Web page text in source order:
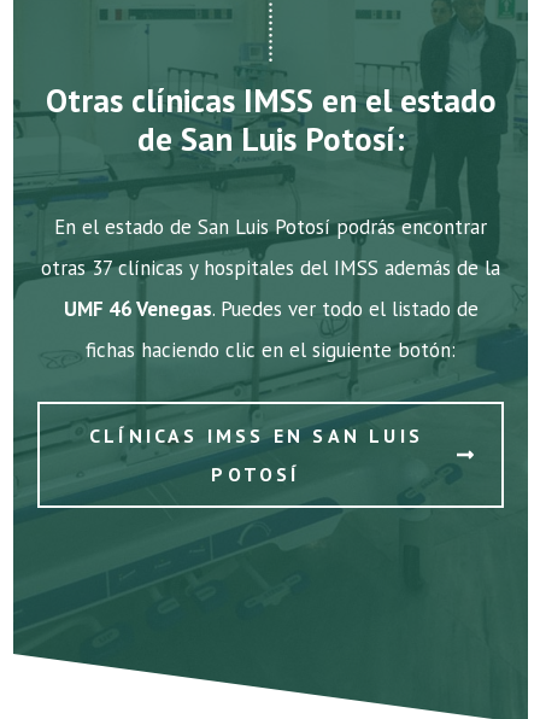
Otras clínicas IMSS en el estado
de San Luis Potosí:
En el estado de San Luis Potosí podrás encontrar
otras 37 clínicas y hospitales del IMSS además de la
UMF 46 Venegas. Puedes ver todo el listado de
fichas haciendo clic en el siguiente botón:
CLÍNICAS IMSS EN SAN LUIS
POTOSÍ